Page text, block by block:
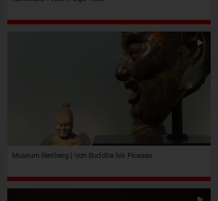
Museum Rietberg | Von Buddha bis Picasso